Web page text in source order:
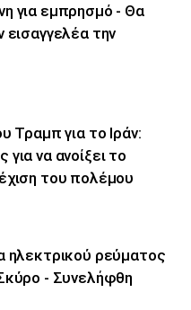
για εμπρησμό - Θα
εισαγγελέα την
Τραμπ για το Ιράν:
να ανοίξει το
του πολέμου
ηλεκτρικού ρεύματος
- Συνελήφθη